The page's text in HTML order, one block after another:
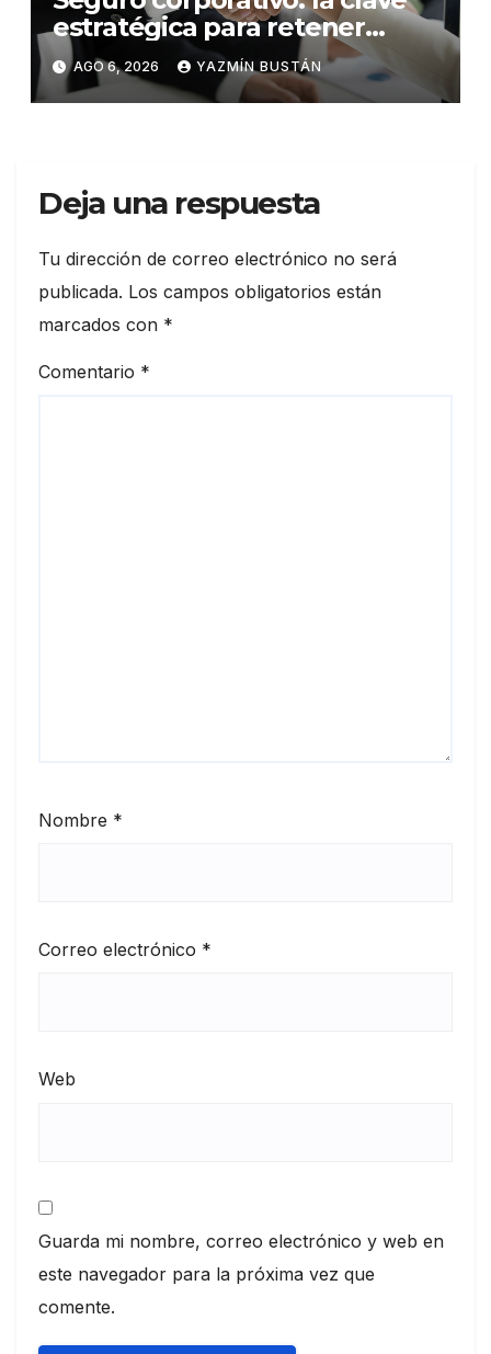
estratégica para retener
talento en Ecuador
AGO 6, 2026 YAZMÍN BUSTÁN
Deja una respuesta
Tu dirección de correo electrónico no será
publicada. Los campos obligatorios están
marcados con *
Comentario *
Nombre *
Correo electrónico *
Web
Guarda mi nombre, correo electrónico y web en
este navegador para la próxima vez que
comente.